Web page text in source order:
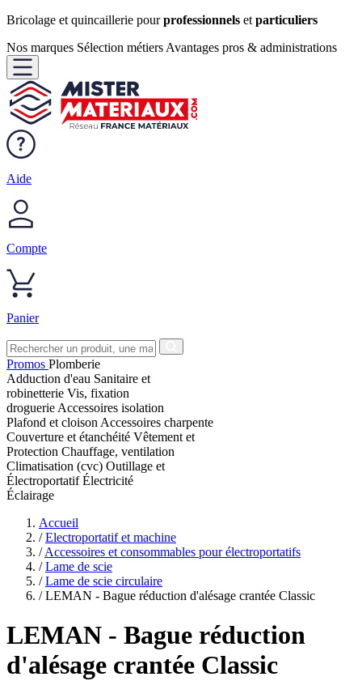
Bricolage et quincaillerie pourprofessionnels et particuliers
Nos marques Sélection métiers Avantages pros & administrations
Aide
Compte
Panier
Promos Plomberie
Adduction d'eau Sanitaire et
robinetterie Vis, fixation
droguerie Accessoires isolation
Plafond et cloison Accessoires charpente
Couverture et étanchéité Vêtement et
Protection Chauffage, ventilation
Climatisation (cvc) Outillage et
ÉlectroportatifÉlectricité
Éclairage
Accueil
/ Electroportatif et machine
/ Accessoires et consommables pour électroportatifs
/ Lame de scie
/ Lame de scie circulaire
/ LEMAN - Bague réduction d'alésage crantée Classic
LEMAN - Bague réduction
d'alésage crantée Classic